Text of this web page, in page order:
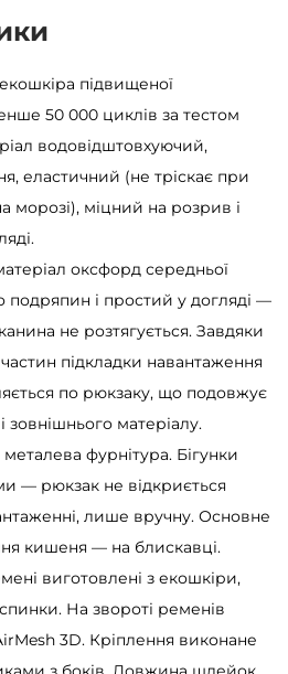
підвищеної
50 000 циклів за тестом
водовідштовхуючий,
еластичний (не тріскає при
морозі), міцний на розрив і
оксфорд середньої
подряпин і простий у догляді —
не розтягується. Завдяки
підкладки навантаження
по рюкзаку, що подовжує
зовнішнього матеріалу.
фурнітура. Бігунки
— рюкзак не відкриється
лише вручну. Основне
кишеня — на блискавці.
виготовлені з екошкіри,
На звороті ременів
3D. Кріплення виконане